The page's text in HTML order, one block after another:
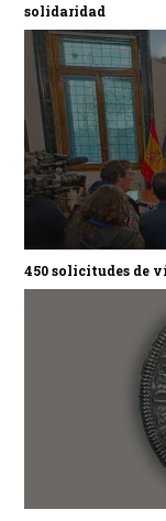
solidaridad
450 solicitudes de